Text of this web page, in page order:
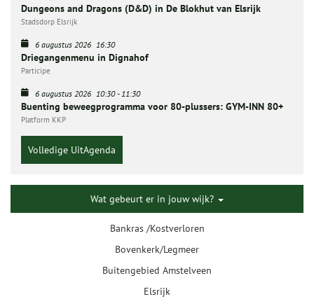
Dungeons and Dragons (D&D) in De Blokhut van Elsrijk
Stadsdorp Elsrijk
6 augustus 2026 16:30
Driegangenmenu in Dignahof
Participe
6 augustus 2026 10:30-11:30
Buenting beweegprogramma voor 80-plussers: GYM-INN 80+
Platform KKP
Volledige UitAgenda
Wat gebeurt er in jouw wijk?
Bankras /Kostverloren
Bovenkerk/Legmeer
Buitengebied Amstelveen
Elsrijk